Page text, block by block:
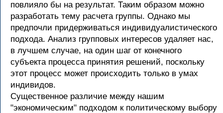
повлияло бы на результат. Таким образом можно
разработать тему расчета группы. Однако мы
предпочли придерживаться индивидуалистического
подхода. Анализ групповых интересов удаляет нас,
в лучшем случае, на один шаг от конечного
субъекта процесса принятия решений, поскольку
этот процесс может происходить только в умах
индивидов.
Существенное различие между нашим
"экономическим" подходом к политическому выбору